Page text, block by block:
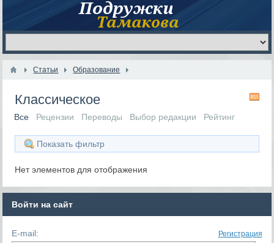
Статьи Образование
Классическое
Все Рецензии Переводы Выбор редакции Рейтинг
Показать фильтр
Нет элементов для отображения
Войти на сайт
E-mail: Регистрация